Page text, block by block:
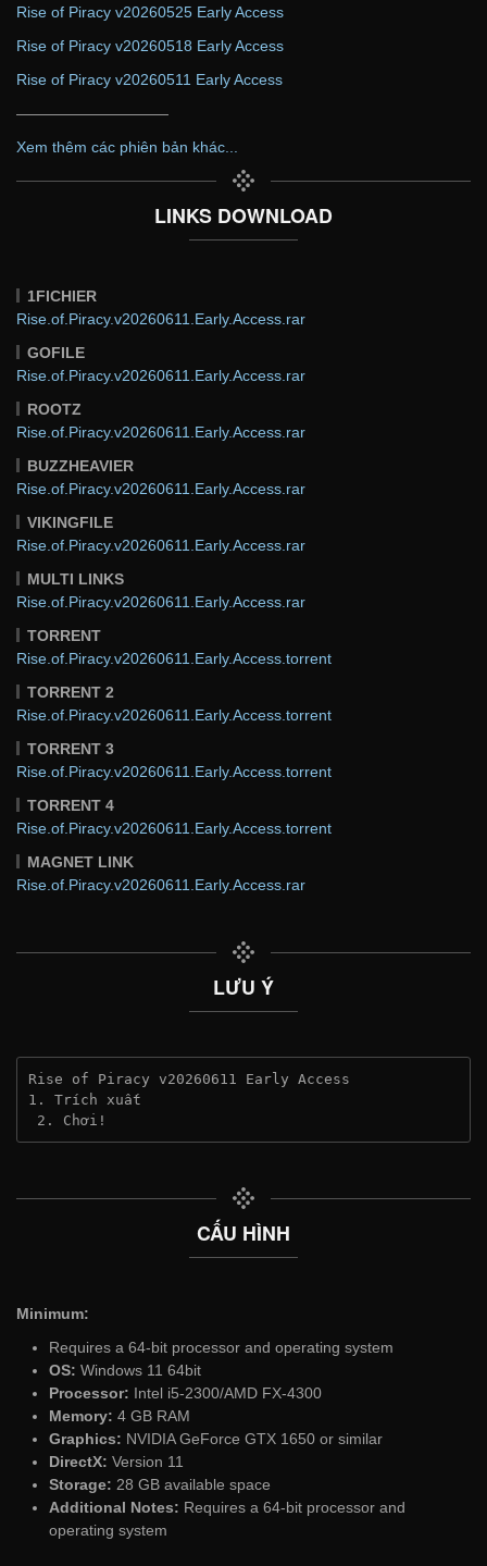
Rise of Piracy v20260525 Early Access
Rise of Piracy v20260518 Early Access
Rise of Piracy v20260511 Early Access
——————————
Xem thêm các phiên bản khác...
LINKS DOWNLOAD
1FICHIER
Rise.of.Piracy.v20260611.Early.Access.rar
GOFILE
Rise.of.Piracy.v20260611.Early.Access.rar
ROOTZ
Rise.of.Piracy.v20260611.Early.Access.rar
BUZZHEAVIER
Rise.of.Piracy.v20260611.Early.Access.rar
VIKINGFILE
Rise.of.Piracy.v20260611.Early.Access.rar
MULTI LINKS
Rise.of.Piracy.v20260611.Early.Access.rar
TORRENT
Rise.of.Piracy.v20260611.Early.Access.torrent
TORRENT 2
Rise.of.Piracy.v20260611.Early.Access.torrent
TORRENT 3
Rise.of.Piracy.v20260611.Early.Access.torrent
TORRENT 4
Rise.of.Piracy.v20260611.Early.Access.torrent
MAGNET LINK
Rise.of.Piracy.v20260611.Early.Access.rar
LƯU Ý
Rise of Piracy v20260611 Early Access
1. Trích xuất
2. Chơi!
CẤU HÌNH
Minimum:
Requires a 64-bit processor and operating system
OS: Windows 11 64bit
Processor: Intel i5-2300/AMD FX-4300
Memory: 4 GB RAM
Graphics: NVIDIA GeForce GTX 1650 or similar
DirectX: Version 11
Storage: 28 GB available space
Additional Notes: Requires a 64-bit processor and
operating system